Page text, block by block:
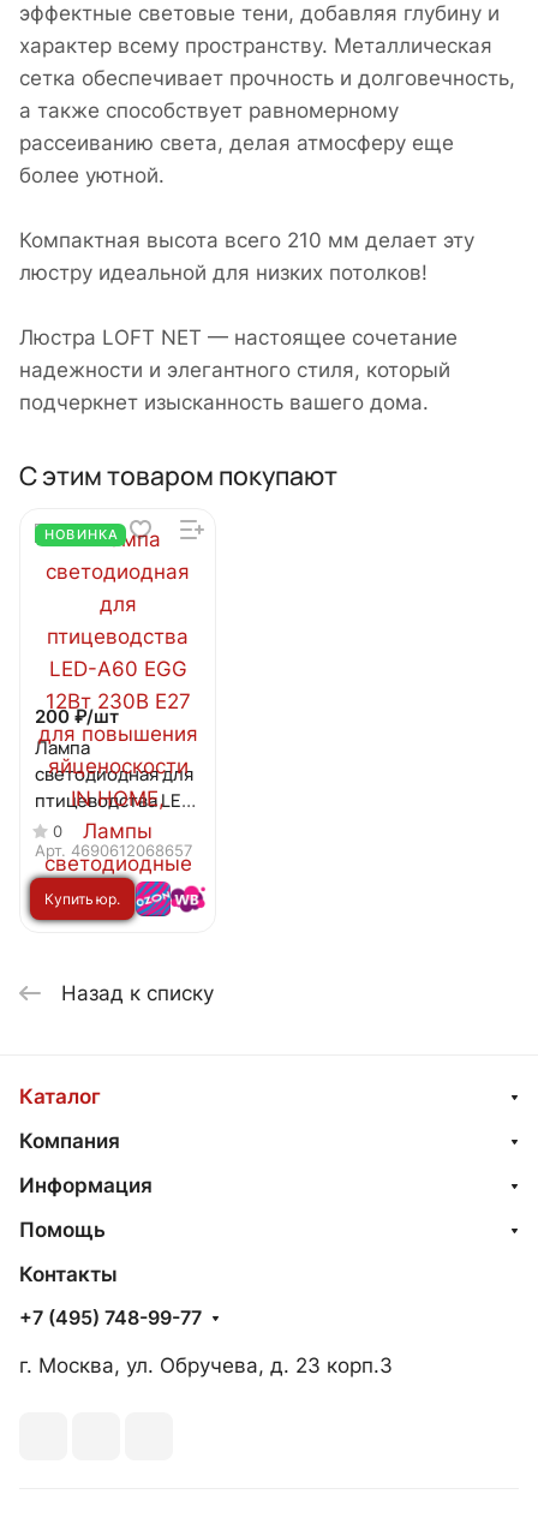
эффектные световые тени, добавляя глубину и
характер всему пространству. Металлическая
сетка обеспечивает прочность и долговечность,
а также способствует равномерному
рассеиванию света, делая атмосферу еще
более уютной.
Компактная высота всего 210 мм делает эту
люстру идеальной для низких потолков!
Люстра LOFT NET — настоящее сочетание
надежности и элегантного стиля, который
подчеркнет изысканность вашего дома.
С этим товаром покупают
НОВИНКА
200 ₽/шт
Лампа
светодиодная для
птицеводства LED-
А60 EGG 12Вт 230В
Е27 для
повышения
яйценоскости IN
HOME
0
Арт. 4690612068657
Купить юр.
Назад к списку
Каталог
Компания
Информация
Помощь
Контакты
+7 (495) 748-99-77
г. Москва, ул. Обручева, д. 23 корп.3